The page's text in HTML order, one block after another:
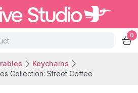
0
Keychains
Collection: Street Coffee